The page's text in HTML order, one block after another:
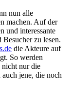
nun alle
machen. Auf der
und interessante
zu lesen.
die Akteure auf
So werden
nicht nur die
jene, die noch